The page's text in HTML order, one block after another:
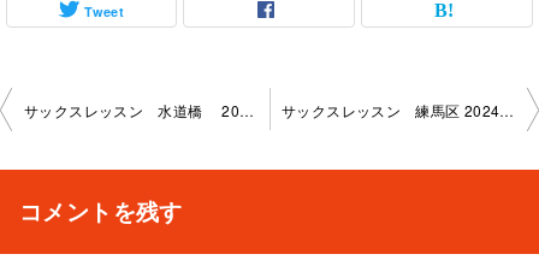
Tweet
投
ビ
サックスレッスン 水道橋 2024-7-11-no0019-1145 サックスレッスン 練馬区 2024-8-11-no0019-1136
コメントを残す